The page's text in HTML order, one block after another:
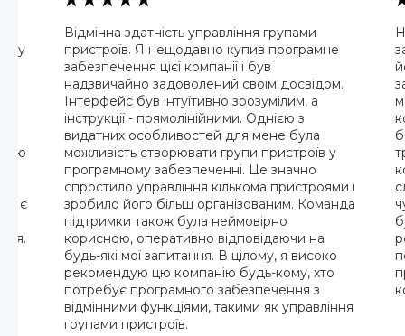
у
є
Відмінна здатність управління групами
пристроїв. Я нещодавно купив програмне
забезпечення цієї компанії і був
надзвичайно задоволений своїм досвідом.
Інтерфейс був інтуїтивно зрозумілим, а
інструкції - прямолінійними. Однією з
видатних особливостей для мене була
можливість створювати групи пристроїв у
програмному забезпеченні. Це значно
спростило управління кількома пристроями і
зробило його більш організованим. Команда
підтримки також була неймовірно
корисною, оперативно відповідаючи на
будь-які мої запитання. В цілому, я високо
рекомендую цю компанію будь-кому, хто
потребує програмного забезпечення з
відмінними функціями, такими як управління
групами пристроїв.